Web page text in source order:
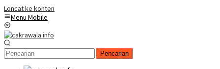
Loncat ke konten
Menu Mobile
Pencarian